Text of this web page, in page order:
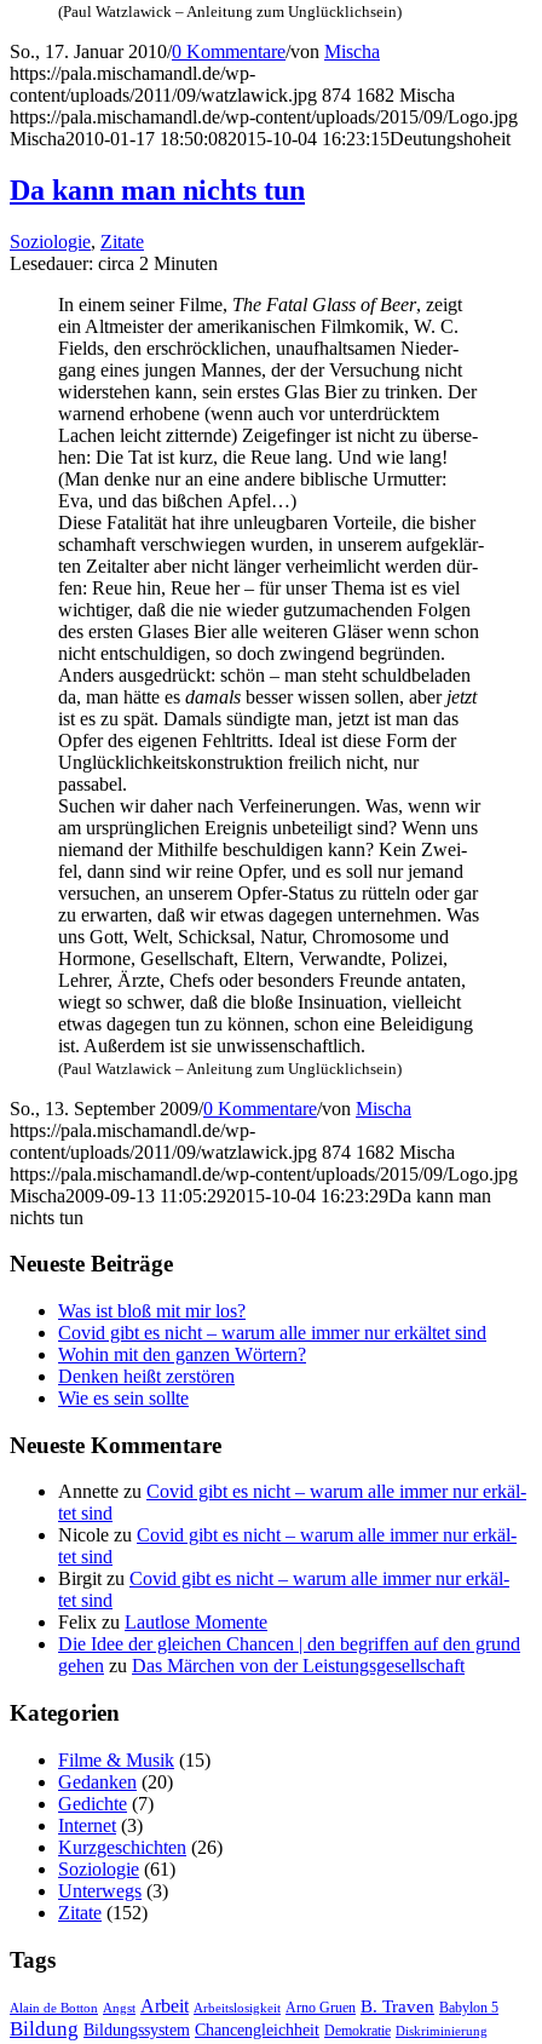
(Paul Watz­la­wick – Anlei­tung zum Unglücklichsein)
So., 17. Januar 2010/0 Kommentare/von Mischa
https://pala.mischamandl.de/wp-
content/uploads/2011/09/watzlawick.jpg 874 1682 Mischa
https://pala.mischamandl.de/wp-content/uploads/2015/09/Logo.jpg
Mischa2010-01-17 18:50:082015-10-04 16:23:15Deu­tungs­ho­heit
Da kann man nichts tun
Soziologie, Zitate
Lese­dau­er: cir­ca 2 Minu­ten
In einem sei­ner Fil­me, The Fatal Glass of Beer, zeigt
ein Alt­meis­ter der ame­ri­ka­ni­schen Film­ko­mik, W. C.
Fields, den erschröck­li­chen, unauf­halt­sa­men Nie­der­
gang eines jun­gen Man­nes, der der Ver­su­chung nicht
wider­ste­hen kann, sein ers­tes Glas Bier zu trin­ken. Der
war­nend erho­be­ne (wenn auch vor unter­drück­tem
Lachen leicht zit­tern­de) Zei­ge­fin­ger ist nicht zu über­se­
hen: Die Tat ist kurz, die Reue lang. Und wie lang!
(Man den­ke nur an eine ande­re bibli­sche Urmut­ter:
Eva, und das biß­chen Apfel…)
Die­se Fata­li­tät hat ihre unleug­ba­ren Vor­tei­le, die bis­her
scham­haft ver­schwie­gen wur­den, in unse­rem auf­ge­klär­
ten Zeit­al­ter aber nicht län­ger ver­heim­licht wer­den dür­
fen: Reue hin, Reue her – für unser The­ma ist es viel
wich­ti­ger, daß die nie wie­der gut­zu­ma­chen­den Fol­gen
des ers­ten Gla­ses Bier alle wei­te­ren Glä­ser wenn schon
nicht ent­schul­di­gen, so doch zwin­gend begrün­den.
Anders aus­ge­drückt: schön – man steht schuld­be­la­den
da, man hät­te es damals bes­ser wis­sen sol­len, aber jetzt
ist es zu spät. Damals sün­dig­te man, jetzt ist man das
Opfer des eige­nen Fehl­tritts. Ide­al ist die­se Form der
Unglück­lich­keits­kon­struk­ti­on frei­lich nicht, nur
passabel.
Suchen wir daher nach Ver­fei­ne­run­gen. Was, wenn wir
am ursprüng­li­chen Ereig­nis unbe­tei­ligt sind? Wenn uns
nie­mand der Mit­hil­fe beschul­di­gen kann? Kein Zwei­
fel, dann sind wir rei­ne Opfer, und es soll nur jemand
ver­su­chen, an unse­rem Opfer-Sta­tus zu rüt­teln oder gar
zu erwar­ten, daß wir etwas dage­gen unter­neh­men. Was
uns Gott, Welt, Schick­sal, Natur, Chro­mo­so­me und
Hor­mo­ne, Gesell­schaft, Eltern, Ver­wand­te, Poli­zei,
Leh­rer, Ärz­te, Chefs oder beson­ders Freun­de anta­ten,
wiegt so schwer, daß die blo­ße Insi­nua­ti­on, viel­leicht
etwas dage­gen tun zu kön­nen, schon eine Belei­di­gung
ist. Außer­dem ist sie unwissenschaftlich.
(Paul Watz­la­wick – Anlei­tung zum Unglücklichsein)
So., 13. September 2009/0 Kommentare/von Mischa
https://pala.mischamandl.de/wp-
content/uploads/2011/09/watzlawick.jpg 874 1682 Mischa
https://pala.mischamandl.de/wp-content/uploads/2015/09/Logo.jpg
Mischa2009-09-13 11:05:292015-10-04 16:23:29Da kann man
nichts tun
Neu­es­te Beiträge
Was ist bloß mit mir los?
Covid gibt es nicht – war­um alle immer nur erkäl­tet sind
Wohin mit den gan­zen Wörtern?
Den­ken heißt zerstören
Wie es sein sollte
Neu­es­te Kommentare
Annette zu Covid gibt es nicht – war­um alle immer nur erkäl­
tet sind
Nicole zu Covid gibt es nicht – war­um alle immer nur erkäl­
tet sind
Birgitzu Covid gibt es nicht – war­um alle immer nur erkäl­
tet sind
Felix zu Laut­lo­se Momente
Die Idee der gleichen Chancen | den begriffen auf den grund
gehen zu Das Mär­chen von der Leistungsgesellschaft
Kate­go­rien
Filme & Musik (15)
Gedanken (20)
Gedichte (7)
Internet (3)
Kurzgeschichten (26)
Soziologie (61)
Unterwegs (3)
Zitate (152)
Tags
Alain de Botton Angst Arbeit Arbeitslosigkeit Arno Gruen B. Traven Babylon 5
Bildung Bildungssystem Chancengleichheit Demokratie Diskriminierung